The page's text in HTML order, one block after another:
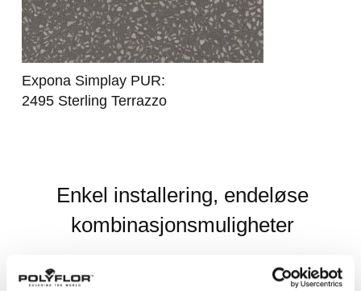
Expona Simplay PUR:
2495 Sterling Terrazzo
Enkel installering, endeløse
kombinasjonsmuligheter
Når du velger gulv fra Expona Simplay kan du